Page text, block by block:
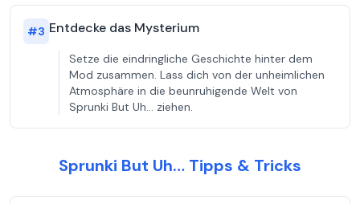
#3 Entdecke das Mysterium
Setze die eindringliche Geschichte hinter dem
Mod zusammen. Lass dich von der unheimlichen
Atmosphäre in die beunruhigende Welt von
Sprunki But Uh… ziehen.
Sprunki But Uh… Tipps & Tricks